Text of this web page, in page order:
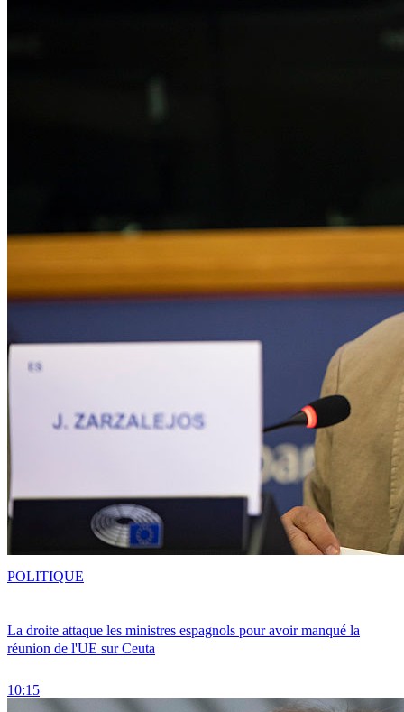
La droite attaque les ministres espagnols pour avoir manqué la
réunion de l'UE sur Ceuta
10:15
POLITIQUE